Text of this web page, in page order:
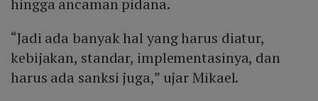
hingga ancaman pidana.
“Jadi ada banyak hal yang harus diatur,
kebijakan, standar, implementasinya, dan
harus ada sanksi juga,” ujar Mikael.